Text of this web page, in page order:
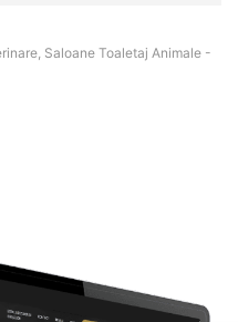
Saloane Toaletaj Animale -